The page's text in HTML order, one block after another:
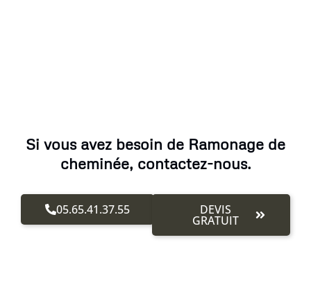
Si vous avez besoin de Ramonage de
cheminée, contactez-nous.
05.65.41.37.55 DEVIS
GRATUIT